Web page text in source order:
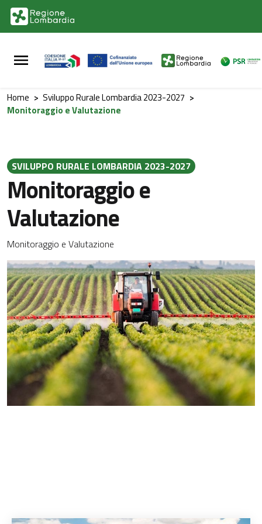
Vai al contenuto principale
Vai al footer
Home > Sviluppo Rurale Lombardia 2023-2027 >
Monitoraggio e Valutazione
SVILUPPO RURALE LOMBARDIA 2023-2027
Monitoraggio e
Valutazione
Monitoraggio e Valutazione